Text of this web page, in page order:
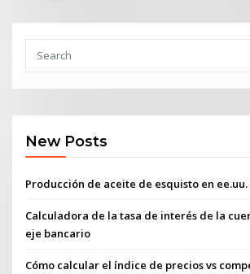
New Posts
Producción de aceite de esquisto en ee.uu.
Calculadora de la tasa de interés de la
eje bancario
Cómo calcular el índice de precios vs